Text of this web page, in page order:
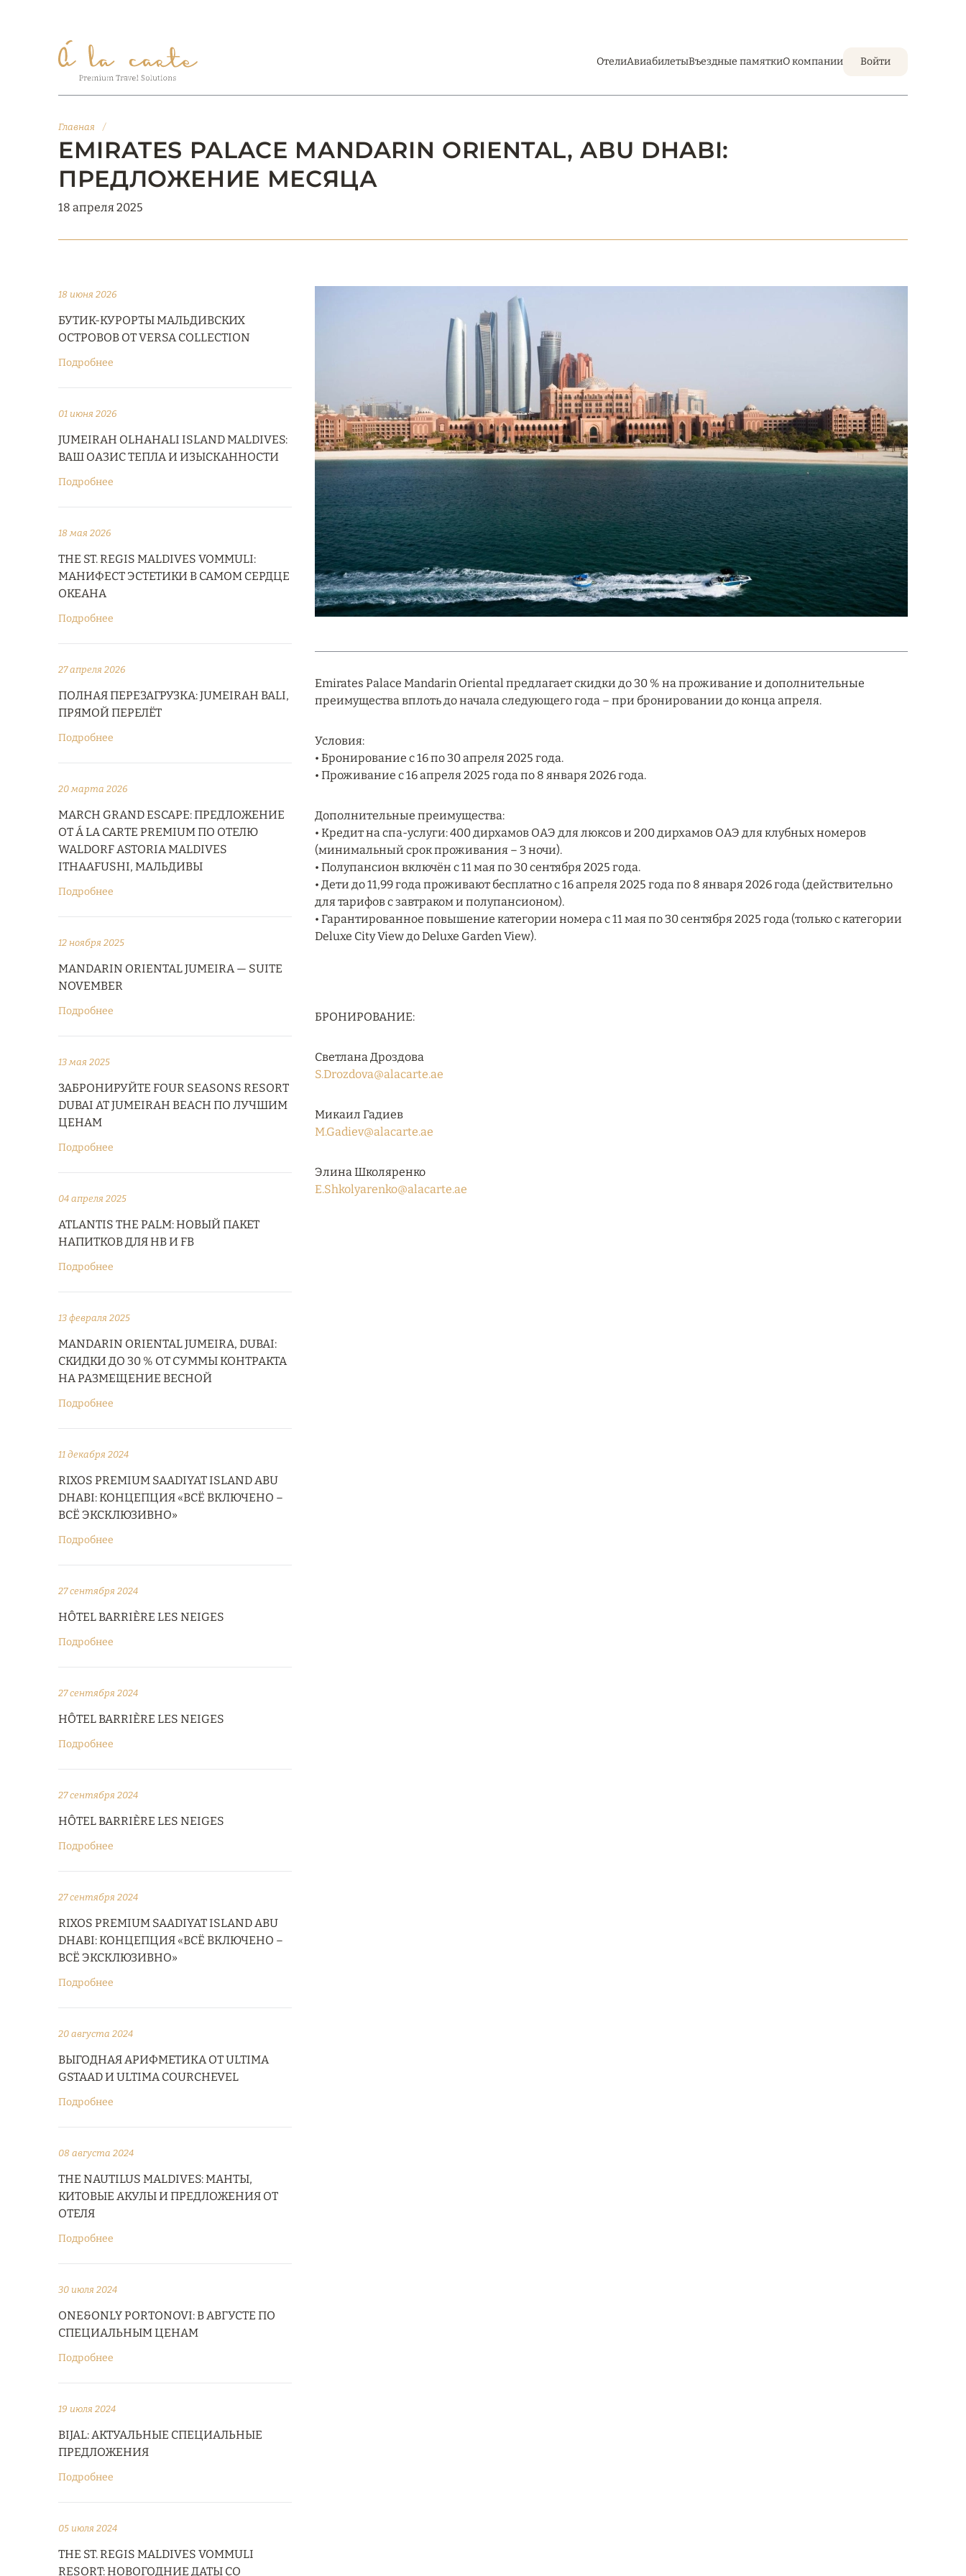
ОтелиАвиабилетыВъездные памяткиО компании Войти
Главная /
EMIRATES PALACE MANDARIN ORIENTAL, ABU DHABI:
ПРЕДЛОЖЕНИЕ МЕСЯЦА
18 апреля 2025
18 июня 2026
БУТИК-КУРОРТЫ МАЛЬДИВСКИХ
ОСТРОВОВ ОТ VERSA COLLECTION
Подробнее
01 июня 2026
JUMEIRAH OLHAHALI ISLAND MALDIVES:
ВАШ ОАЗИС ТЕПЛА И ИЗЫСКАННОСТИ
Подробнее
18 мая 2026
THE ST. REGIS MALDIVES VOMMULI:
МАНИФЕСТ ЭСТЕТИКИ В САМОМ СЕРДЦЕ
ОКЕАНА
Подробнее
27 апреля 2026
ПОЛНАЯ ПЕРЕЗАГРУЗКА: JUMEIRAH BALI,
ПРЯМОЙ ПЕРЕЛЁТ
Подробнее
20 марта 2026
MARCH GRAND ESCAPE: ПРЕДЛОЖЕНИЕ
ОТ Á LA CARTE PREMIUM ПО ОТЕЛЮ
WALDORF ASTORIA MALDIVES
ITHAAFUSHI, МАЛЬДИВЫ
Подробнее
12 ноября 2025
MANDARIN ORIENTAL JUMEIRA — SUITE
NOVEMBER
Подробнее
13 мая 2025
ЗАБРОНИРУЙТЕ FOUR SEASONS RESORT
DUBAI AT JUMEIRAH BEACH ПО ЛУЧШИМ
ЦЕНАМ
Подробнее
04 апреля 2025
ATLANTIS THE PALM: НОВЫЙ ПАКЕТ
НАПИТКОВ ДЛЯ HB И FB
Подробнее
13 февраля 2025
MANDARIN ORIENTAL JUMEIRA, DUBAI:
СКИДКИ ДО 30 % ОТ СУММЫ КОНТРАКТА
НА РАЗМЕЩЕНИЕ ВЕСНОЙ
Подробнее
11 декабря 2024
RIXOS PREMIUM SAADIYAT ISLAND ABU
DHABI: КОНЦЕПЦИЯ «ВСЁ ВКЛЮЧЕНО –
ВСЁ ЭКСКЛЮЗИВНО»
Подробнее
27 сентября 2024
HÔTEL BARRIÈRE LES NEIGES
Подробнее
27 сентября 2024
HÔTEL BARRIÈRE LES NEIGES
Подробнее
27 сентября 2024
HÔTEL BARRIÈRE LES NEIGES
Подробнее
27 сентября 2024
RIXOS PREMIUM SAADIYAT ISLAND ABU
DHABI: КОНЦЕПЦИЯ «ВСЁ ВКЛЮЧЕНО –
ВСЁ ЭКСКЛЮЗИВНО»
Подробнее
20 августа 2024
ВЫГОДНАЯ АРИФМЕТИКА ОТ ULTIMA
GSTAAD И ULTIMA COURCHEVEL
Подробнее
08 августа 2024
THE NAUTILUS MALDIVES: МАНТЫ,
КИТОВЫЕ АКУЛЫ И ПРЕДЛОЖЕНИЯ ОТ
ОТЕЛЯ
Подробнее
30 июля 2024
ONE&ONLY PORTONOVI: В АВГУСТЕ ПО
СПЕЦИАЛЬНЫМ ЦЕНАМ
Подробнее
19 июля 2024
BIJAL: АКТУАЛЬНЫЕ СПЕЦИАЛЬНЫЕ
ПРЕДЛОЖЕНИЯ
Подробнее
05 июля 2024
THE ST. REGIS MALDIVES VOMMULI
RESORT: НОВОГОДНИЕ ДАТЫ СО
Emirates Palace Mandarin Oriental предлагает скидки до 30 % на проживание и дополнительные
преимущества вплоть до начала следующего года – при бронировании до конца апреля.
Условия:
• Бронирование с 16 по 30 апреля 2025 года.
• Проживание с 16 апреля 2025 года по 8 января 2026 года.
Дополнительные преимущества:
• Кредит на спа-услуги: 400 дирхамов ОАЭ для люксов и 200 дирхамов ОАЭ для клубных номеров
(минимальный срок проживания – 3 ночи).
• Полупансион включён с 11 мая по 30 сентября 2025 года.
• Дети до 11,99 года проживают бесплатно с 16 апреля 2025 года по 8 января 2026 года (действительно
для тарифов с завтраком и полупансионом).
• Гарантированное повышение категории номера с 11 мая по 30 сентября 2025 года (только с категории
Deluxe City View до Deluxe Garden View).
БРОНИРОВАНИЕ:
Светлана Дроздова
S.Drozdova@alacarte.ae
Микаил Гадиев
M.Gadiev@alacarte.ae
Элина Школяренко
E.Shkolyarenko@alacarte.ae